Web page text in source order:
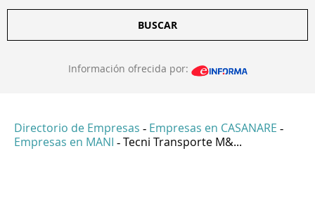
BUSCAR
Información ofrecida por:
Directorio de Empresas - Empresas en CASANARE -
Empresas en MANI - Tecni Transporte M&...